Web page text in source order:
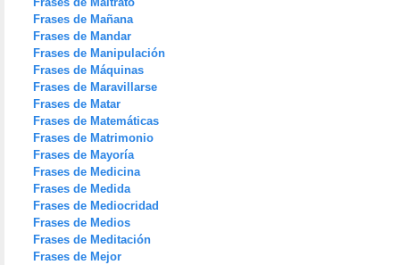
Frases de Mañana
Frases de Mandar
Frases de Manipulación
Frases de Máquinas
Frases de Maravillarse
Frases de Matar
Frases de Matemáticas
Frases de Matrimonio
Frases de Mayoría
Frases de Medicina
Frases de Medida
Frases de Mediocridad
Frases de Medios
Frases de Meditación
Frases de Mejor